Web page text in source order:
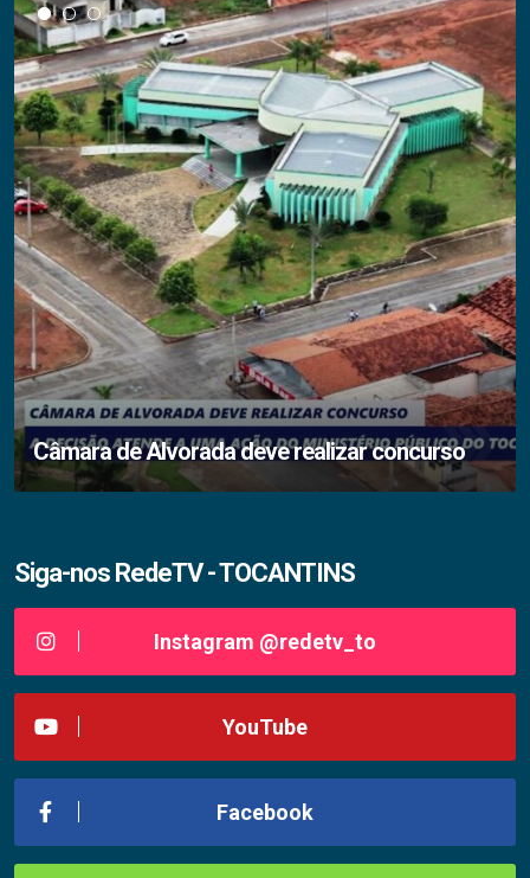
Câmara de Alvorada deve realizar concurso
Siga-nos RedeTV - TOCANTINS
Instagram @redetv_to
YouTube
Facebook